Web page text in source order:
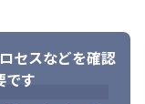
セスなどを確認
です